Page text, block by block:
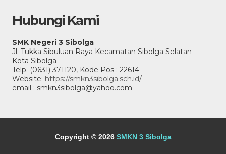
Hubungi Kami
SMK Negeri 3 Sibolga
Jl. Tukka Sibuluan Raya Kecamatan Sibolga Selatan
Kota Sibolga
Telp. (0631) 371120, Kode Pos : 22614
Website: https://smkn3sibolga.sch.id/
email : smkn3sibolga@yahoo.com
Copyright © 2026 SMKN 3 Sibolga